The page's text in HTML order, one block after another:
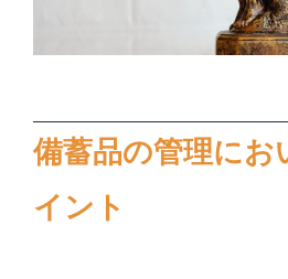
備蓄品の管理にお
イント